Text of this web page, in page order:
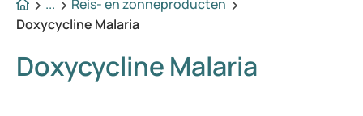
...
Reis- en zonneproducten
Doxycycline Malaria
Doxycycline Malaria